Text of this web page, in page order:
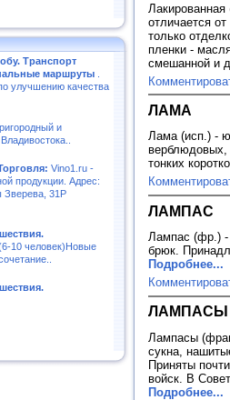
Транспорт
маршруты
улучшению качества
и
Vino1.ru -
продукции. Адрес:
Зверева, 31Р
10 человек)Новые
отличается
только
пленки -
смешанной и
ЛАМА
Лама (исп.) -
верблюдовых,
тонких
ЛАМПАС
Лампас (фр.) -
брюк.
Подробнее...
ЛАМПАСЫ
Лампасы
сукна,
Приняты
войск. В
Подробнее...